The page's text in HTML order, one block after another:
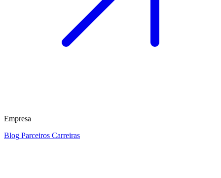
Empresa
Blog Parceiros Carreiras